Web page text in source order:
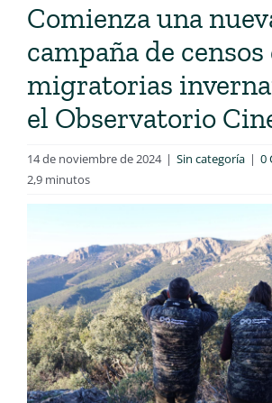
Comienza una
campaña de censos
migratorias
el Observatorio
14 de noviembre de 2024 | Sin categoría | 0
2,9 minutos